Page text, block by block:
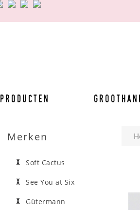
Producten
Merken
Soft Cactus
See You at Six
Gütermann